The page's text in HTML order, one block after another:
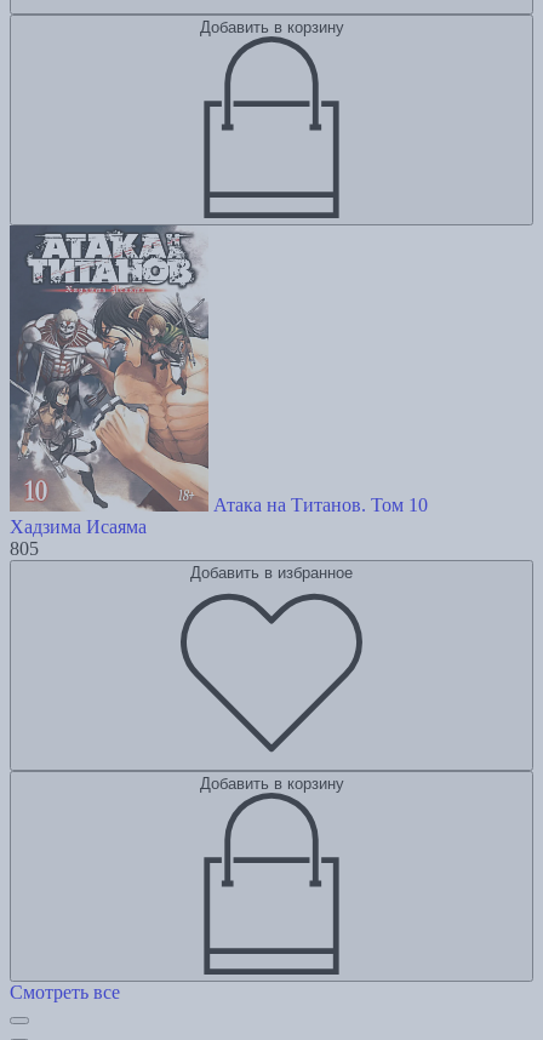
Добавить в корзину
Атака на Титанов. Том 10
Хадзима Исаяма
805
Добавить в избранное
Добавить в корзину
Смотреть все